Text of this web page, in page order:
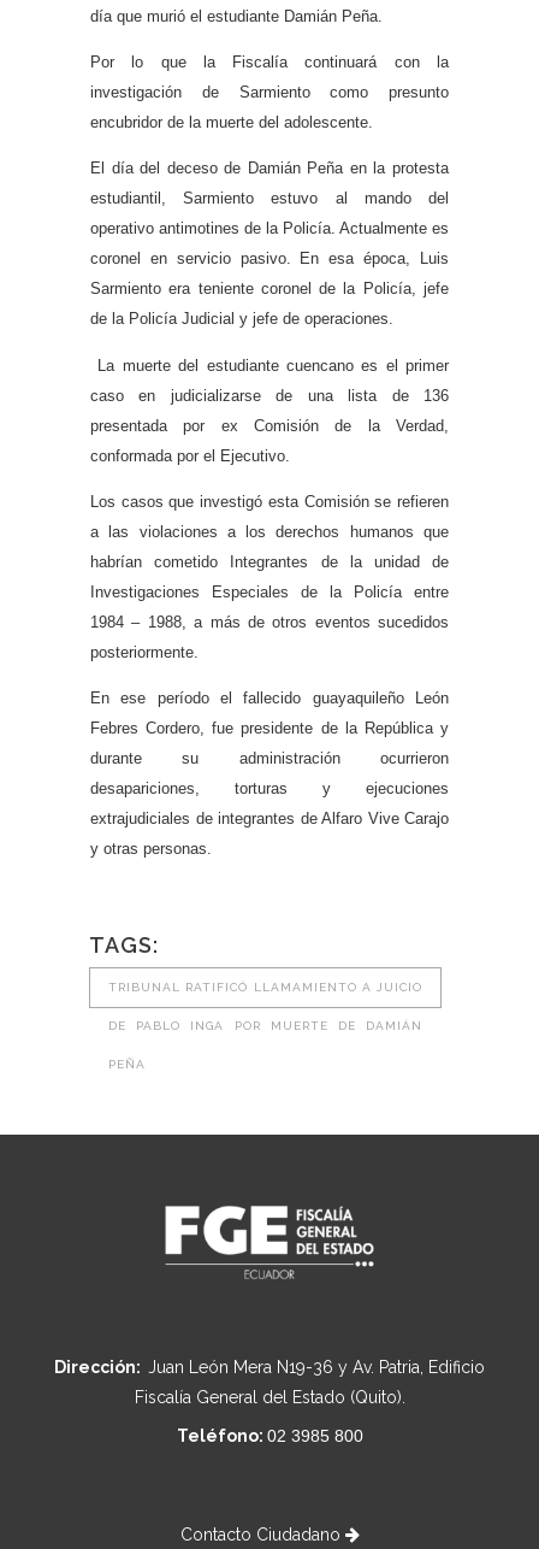
día que murió el estudiante Damián Peña.
Por lo que la Fiscalía continuará con la
investigación de Sarmiento como presunto
encubridor de la muerte del adolescente.
El día del deceso de Damián Peña en la protesta
estudiantil, Sarmiento estuvo al mando del
operativo antimotines de la Policía. Actualmente es
coronel en servicio pasivo. En esa época, Luis
Sarmiento era teniente coronel de la Policía, jefe
de la Policía Judicial y jefe de operaciones.
La muerte del estudiante cuencano es el primer
caso en judicializarse de una lista de 136
presentada por ex Comisión de la Verdad,
conformada por el Ejecutivo.
Los casos que investigó esta Comisión se refieren
a las violaciones a los derechos humanos que
habrían cometido Integrantes de la unidad de
Investigaciones Especiales de la Policía entre
1984 – 1988, a más de otros eventos sucedidos
posteriormente.
En ese período el fallecido guayaquileño León
Febres Cordero, fue presidente de la República y
durante su administración ocurrieron
desapariciones, torturas y ejecuciones
extrajudiciales de integrantes de Alfaro Vive Carajo
y otras personas.
TAGS:
TRIBUNAL RATIFICÓ LLAMAMIENTO A JUICIO
DE PABLO INGA POR MUERTE DE DAMIÁN
PEÑA
Dirección: Juan León Mera N19-36 y Av. Patria, Edificio
Fiscalía General del Estado (Quito).
Teléfono: 02 3985 800
Contacto Ciudadano